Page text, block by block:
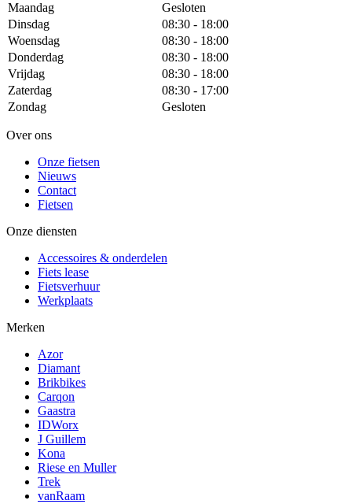
Maandag
Gesloten
Dinsdag
08:30 - 18:00
Woensdag
08:30 - 18:00
Donderdag
08:30 - 18:00
Vrijdag
08:30 - 18:00
Zaterdag
08:30 - 17:00
Zondag
Gesloten
Over ons
Onze fietsen
Nieuws
Contact
Fietsen
Onze diensten
Accessoires & onderdelen
Fiets lease
Fietsverhuur
Werkplaats
Merken
Azor
Diamant
Brikbikes
Carqon
Gaastra
IDWorx
J Guillem
Kona
Riese en Muller
Trek
vanRaam